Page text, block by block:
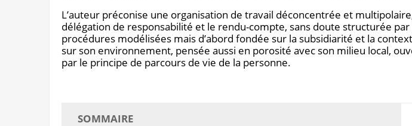
L’auteur préconise une organisation de travail déconcentrée et
délégation de responsabilité et le rendu-compte, sans doute structurée
procédures modélisées mais d’abord fondée sur la subsidiarité et la
sur son environnement, pensée aussi en porosité avec son milieu local,
par le principe de parcours de vie de la personne.
SOMMAIRE